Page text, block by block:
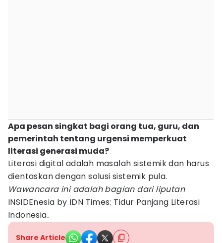
Apa pesan singkat bagi orang tua, guru, dan
pemerintah tentang urgensi memperkuat
literasi generasi muda?
Literasi digital adalah masalah sistemik dan harus
dientaskan dengan solusi sistemik pula.
Wawancara ini adalah bagian dari liputan
INSIDEnesia by IDN Times: Tidur Panjang Literasi
Indonesia.
Share Article